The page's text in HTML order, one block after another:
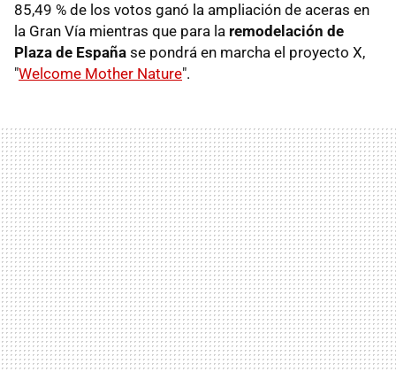
85,49 % de los votos ganó la ampliación de aceras en
la Gran Vía mientras que para la remodelación de
Plaza de España se pondrá en marcha el proyecto X,
"Welcome Mother Nature".